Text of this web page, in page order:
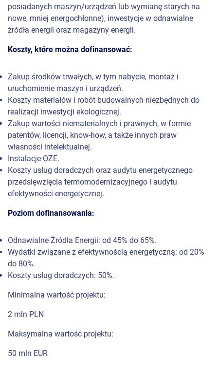
posiadanych maszyn/urządzeń lub wymianę starych na
nowe, mniej energochłonne), inwestycje w odnawialne
źródła energii oraz magazyny energii.
Koszty, które można dofinansować:
Zakup środków trwałych, w tym nabycie, montaż i
uruchomienie maszyn i urządzeń.
Koszty materiałów i robót budowalnych niezbędnych do
realizacji inwestycji ekologicznej.
Zakup wartości niematerialnych i prawnych, w formie
patentów, licencji, know-how, a także innych praw
własności intelektualnej.
Instalacje OZE.
Koszty usług doradczych oraz audytu energetycznego
przedsięwzięcia termomodernizacyjnego i audytu
efektywności energetycznej.
Poziom dofinansowania:
Odnawialne Źródła Energii: od 45% do 65%.
Wydatki związane z efektywnością energetyczną: od 20%
do 80%.
Koszty usług doradczych: 50%.
Minimalna wartość projektu:
2 mln PLN
Maksymalna wartość projektu:
50 mln EUR